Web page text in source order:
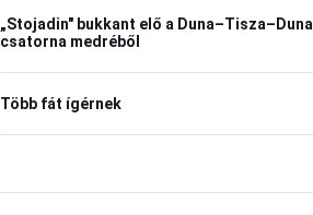
„Stojadin" bukkant elő a Duna–Tisza–Duna
csatorna medréből
Több fát ígérnek